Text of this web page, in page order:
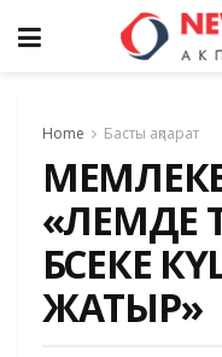
Home Басты ақпарат
«ӘЛЕМДЕ
БӘСЕКЕ
ЖАТЫР»